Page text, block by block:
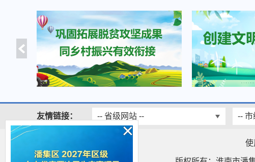
友情链接： -- 省级网站 -- -- 市
使